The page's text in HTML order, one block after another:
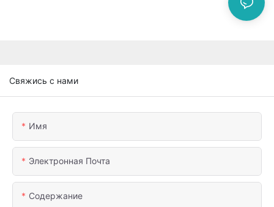
Свяжись с нами
Имя
Электронная Почта
Содержание